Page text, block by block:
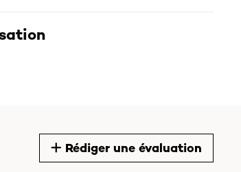
Rédiger une évaluation